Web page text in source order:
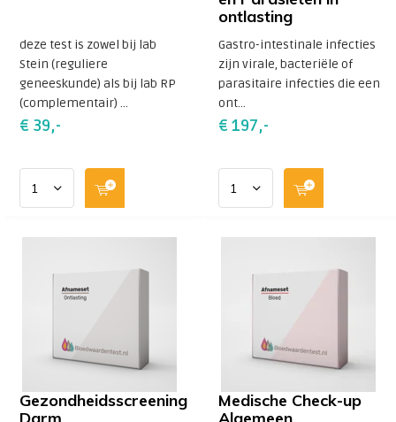
deze test is zowel bij lab
Stein (reguliere
geneeskunde) als bij lab RP
(complementair) ...
€ 39,-
ontlasting
Gastro-intestinale infecties
zijn virale, bacteriële of
parasitaire infecties die een
ont...
€ 197,-
Gezondheidsscreening
Medische Check-up